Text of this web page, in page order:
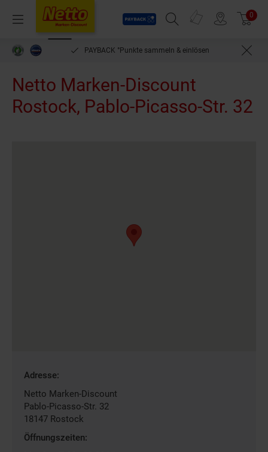
Menü
Payback
Suchfeld einblenden
Prospekte 0
PAYBACK °Punkte sammeln & einlösen
Netto Marken-Discount
Rostock, Pablo-Picasso-Str. 32
Gefundene
Filiale
Adresse:
Netto Marken-Discount
Pablo-Picasso-Str. 32
18147 Rostock
Öffnungszeiten: